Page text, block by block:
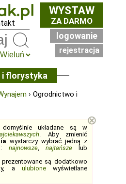
WYSTAW
ZA DARMO
logowanie
rejestracja
i florystyka
› Ogrodnictwo i
układane są w
. Aby zmienić
wystarczy wybrać jedną z
najnowsze, najtańszelub
są dodatkowo
a ulubionewyświetlane
⊗